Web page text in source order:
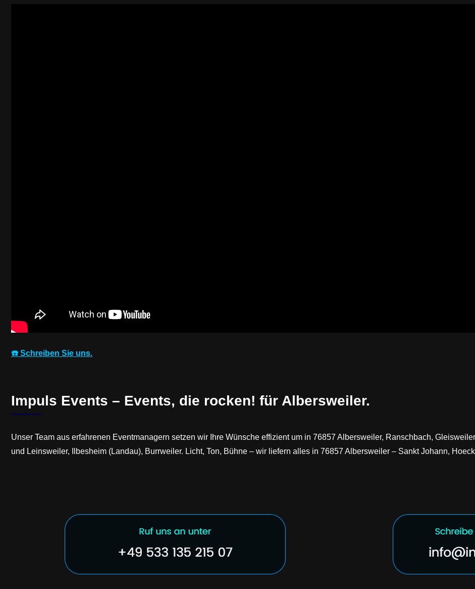
☎️ Schreiben Sie uns.
Impuls Events – Events, die rocken! für Albersweiler.
Unser Team aus erfahrenen Eventmanagern setzen wir Ihre Wünsche effizient um in 76857 Albersweiler, Ranschbach,
und Leinsweiler, Ilbesheim (Landau), Burrweiler. Licht, Ton, Bühne – wir liefern alles in 76857 Albersweiler – Sankt Johann,